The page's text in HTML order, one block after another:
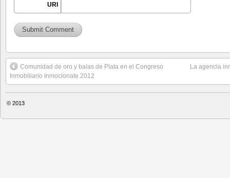
URI
Comunidad de oro y balas de Plata en el Congreso
Inmobiliario Inmocionate 2012
La agencia
© 2013